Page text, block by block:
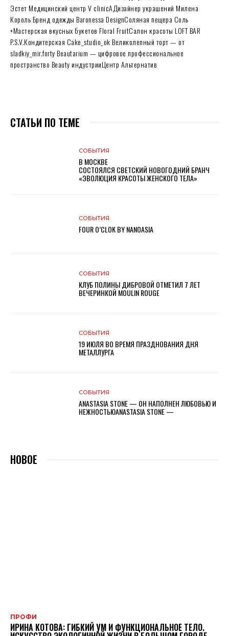
Эстет Медицинский центр V clinicAДизайнер украшений Милена
Король Бренд одежды Baronessa DesignСоляная пещера Соль
+Мастерская вкусных букетов Floral FruitСалон красоты LOFT BAR
P.S.V.Кондитерская Cake_studio_ok Великолепный торт — от
sladkiy_mir.forty Beautarium — цифровое профессиональное
пространство Beauty индустрииЦентр Альтернатив
СТАТЬИ ПО ТЕМЕ
СОБЫТИЯ
В МОСКВЕ
СОСТОЯЛСЯ СВЕТСКИЙ НОВОГОДНИЙ БРАНЧ
«ЭВОЛЮЦИЯ КРАСОТЫ ЖЕНСКОГО ТЕЛА»
СОБЫТИЯ
FOUR O’CLOK BY NANOASIA
СОБЫТИЯ
КЛУБ ПОЛИНЫ ДИБРОВОЙ ОТМЕТИЛ 7 ЛЕТ
ВЕЧЕРИНКОЙ MOULIN ROUGE
СОБЫТИЯ
19 ИЮЛЯ ВО ВРЕМЯ ПРАЗДНОВАНИЯ ДНЯ
МЕТАЛЛУРГА
СОБЫТИЯ
ANASTASIA STONE — ОН НАПОЛНЕН ЛЮБОВЬЮ И
НЕЖНОСТЬЮANASTASIA STONE —
НОВОЕ
ПРОФИ
ИРИНА КОТОВА: ГИБКИЙ УМ И ФУНКЦИОНАЛЬНОЕ ТЕЛО.